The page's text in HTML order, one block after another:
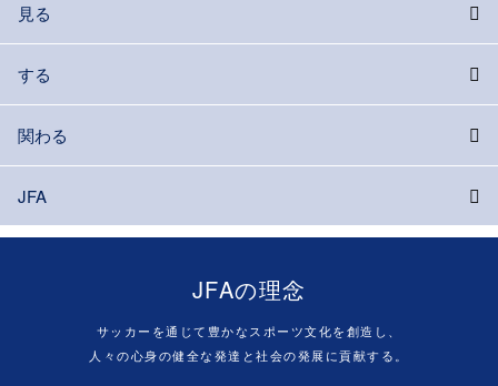
見る
する
関わる
JFA
JFAの理念
サッカーを通じて豊かなスポーツ文化を創造し、
人々の心身の健全な発達と社会の発展に貢献する。